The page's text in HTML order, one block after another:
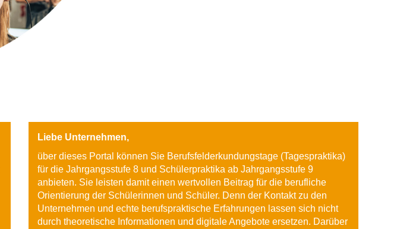
Liebe Unternehmen,
über dieses Portal können Sie Berufsfelderkundungstage (Tagespraktika)
für die Jahrgangsstufe 8 und Schülerpraktika ab Jahrgangsstufe 9
anbieten. Sie leisten damit einen wertvollen Beitrag für die berufliche
Orientierung der Schülerinnen und Schüler. Denn der Kontakt zu den
Unternehmen und echte berufspraktische Erfahrungen lassen sich nicht
durch theoretische Informationen und digitale Angebote ersetzen. Darüber